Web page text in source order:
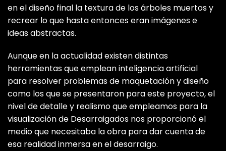
en el diseño final la textura de los árboles muertos y
recrear lo que hasta entonces eran imágenes e
ideas abstractas.
Aunque en la actualidad existen distintas
herramientas que emplean inteligencia artificial
para resolver problemas de maquetación y diseño
como los que se presentaron para este proyecto, el
nivel de detalle y realismo que empleamos para la
visualización de Desarraigados nos proporcionó el
medio que necesitaba la obra para dar cuenta de
esa realidad inmersa en el desarraigo.